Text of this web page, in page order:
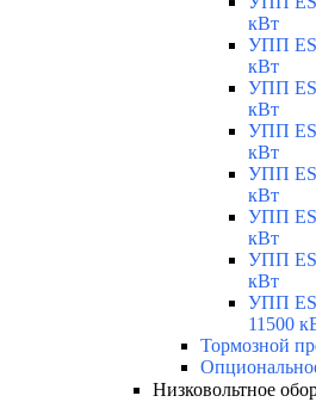
кВт
УПП
кВт
УПП
кВт
УПП
кВт
УПП
кВт
УПП
кВт
УПП
кВт
УПП
11500
Тормозной
Низковольтное